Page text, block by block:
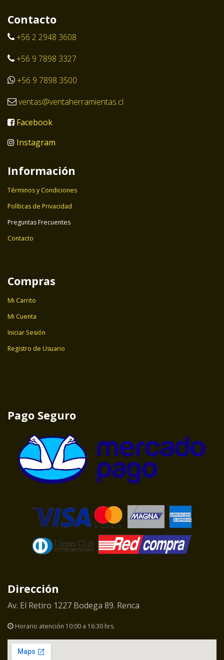
Contacto
+56 2 2948 3608
+56 9 7898 3327
+56 9 7898 3500
ventas@ventaherramientas.cl
Facebook
Instagram
Información
Términos y Condiciones
Políticas de Privacidad
Preguntas Frecuentes
Contacto
Compras
Mi Carrito
Mi Cuenta
Iniciar Sesión
Registro de Usuario
Pago Seguro
Dirección
Av. El Retiro 1227 Bodega 89. Renca
Horario atención 10:00 a 16:30 hrs.